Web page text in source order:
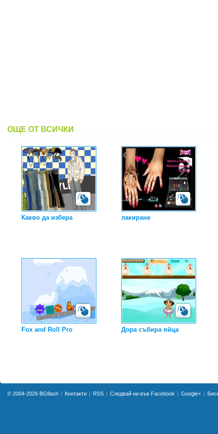
ОЩЕ ОТ ВСИЧКИ
Какво да избера лакиране
Fox and Roll Pro Дора събира яйца
© 2004-2026 BGflash Контакти RSS Следвай ни във Facebook Google+